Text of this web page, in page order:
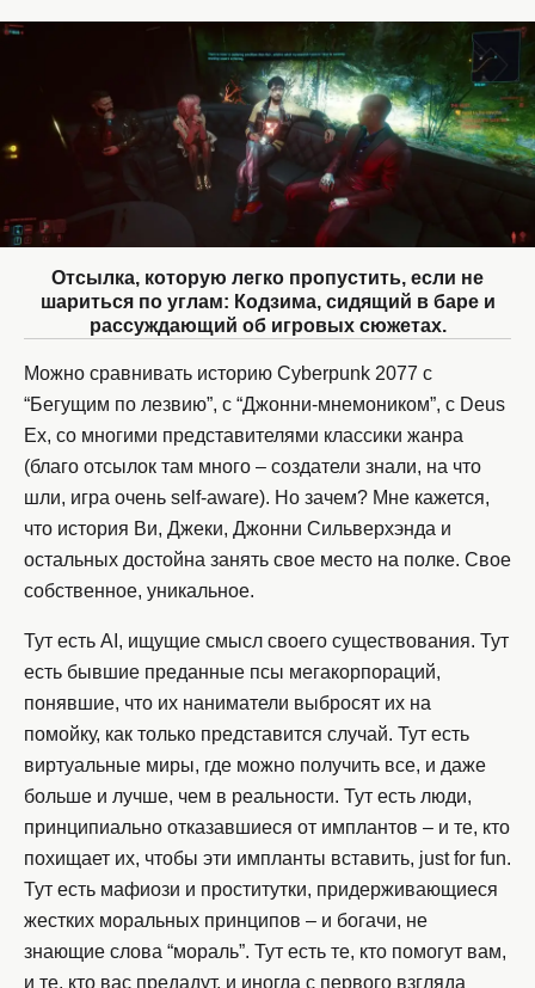
Отсылка, которую легко пропустить, если не
шариться по углам: Кодзима, сидящий в баре и
рассуждающий об игровых сюжетах.
Можно сравнивать историю Cyberpunk 2077 с
“Бегущим по лезвию”, с “Джонни-мнемоником”, с Deus
Ex, со многими представителями классики жанра
(благо отсылок там много – создатели знали, на что
шли, игра очень self-aware). Но зачем? Мне кажется,
что история Ви, Джеки, Джонни Сильверхэнда и
остальных достойна занять свое место на полке. Свое
собственное, уникальное.
Тут есть AI, ищущие смысл своего существования. Тут
есть бывшие преданные псы мегакорпораций,
понявшие, что их наниматели выбросят их на
помойку, как только представится случай. Тут есть
виртуальные миры, где можно получить все, и даже
больше и лучше, чем в реальности. Тут есть люди,
принципиально отказавшиеся от имплантов – и те, кто
похищает их, чтобы эти импланты вставить, just for fun.
Тут есть мафиози и проститутки, придерживающиеся
жестких моральных принципов – и богачи, не
знающие слова “мораль”. Тут есть те, кто помогут вам,
и те, кто вас предадут, и иногда с первого взгляда